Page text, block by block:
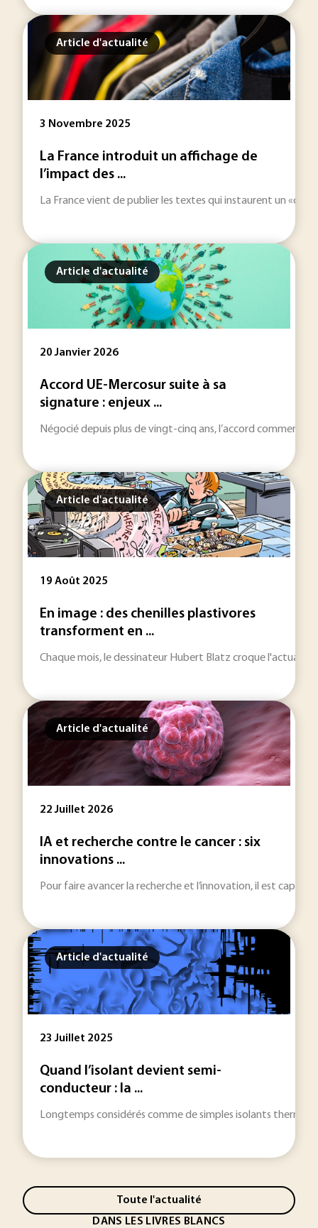
Article d'actualité
3 Novembre 2025
La France introduit un affichage de
l’impact des ...
La France vient de publier les textes qui instaurent un
Article d'actualité
20 Janvier 2026
Accord UE-Mercosur suite à sa
signature : enjeux ...
Négocié depuis plus de vingt-cinq ans, l’accord
Article d'actualité
19 Août 2025
En image : des chenilles plastivores
transforment en ...
Chaque mois, le dessinateur Hubert Blatz croque
Article d'actualité
22 Juillet 2026
IA et recherche contre le cancer : six
innovations ...
Pour faire avancer la recherche et l’innovation, il est
Article d'actualité
23 Juillet 2025
Quand l’isolant devient semi-
conducteur : la ...
Longtemps considérés comme de simples isolants
Toute l'actualité
DANS LES LIVRES BLANCS